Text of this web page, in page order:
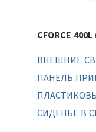
CFORCE
ВНЕШНИЕ
ПАНЕЛЬ
СИДЕНЬЕ В